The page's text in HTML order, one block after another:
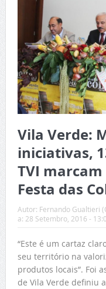
Vila Verde:
iniciativas,
TVI marcam
Festa das
Autor: Fernando Gualtieri
a: 28 Setembro, 2016 -
“Este é um cartaz
seu território na
produtos locais”. Foi
de Vila Verde definiu